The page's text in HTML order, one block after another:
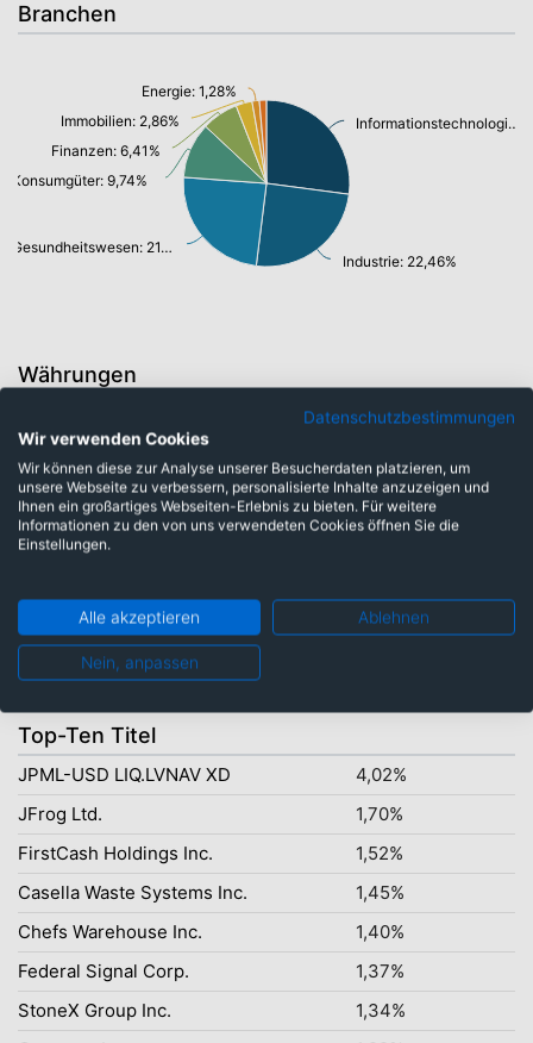
Branchen
Informationstechnologie/ Telekommunikation: 24,46%
Industrie: 22,46%
Gesundheitswesen: 21,83%
Konsumgüter: 9,74%
Finanzen: 6,41%
Immobilien: 2,86%
Energie: 1,28%
Währungen
US-Dollar: 89,49%
Israelischer Neuer Shekel: 2,17%
Euro: 2,09%
Top-Ten Titel
JPML-USD LIQ.LVNAV XD
4,02%
JFrog Ltd.
1,70%
FirstCash Holdings Inc.
1,52%
Casella Waste Systems Inc.
1,45%
Chefs Warehouse Inc.
1,40%
Federal Signal Corp.
1,37%
StoneX Group Inc.
1,34%
Datenschutzbestimmungen
Wir verwenden Cookies
Wir können diese zur Analyse unserer Besucherdaten platzieren, um
unsere Webseite zu verbessern, personalisierte Inhalte anzuzeigen und
Ihnen ein großartiges Webseiten-Erlebnis zu bieten. Für weitere
Informationen zu den von uns verwendeten Cookies öffnen Sie die
Einstellungen.
Alle akzeptieren Ablehnen
Nein, anpassen